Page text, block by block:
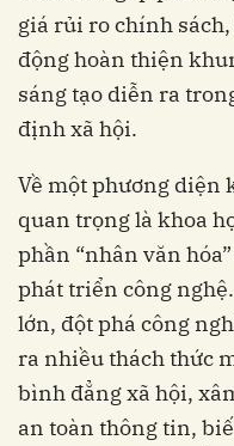
giá rủi ro chính
động hoàn thiện
sáng tạo diễn ra
định xã hội.
Về một phương diện
quan trọng là khoa
phần “nhân văn
phát triển công
lớn, đột phá công
ra nhiều thách thức
bình đẳng xã hội,
an toàn thông tin,